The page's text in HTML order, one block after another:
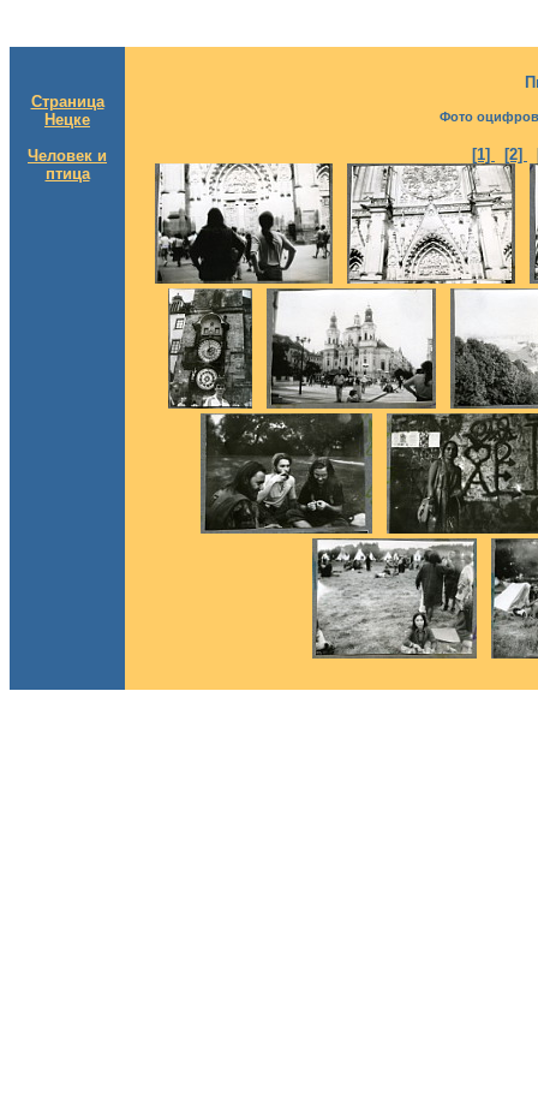
Страница
Нецке
Человек и
птица
Фото
[1] [2]